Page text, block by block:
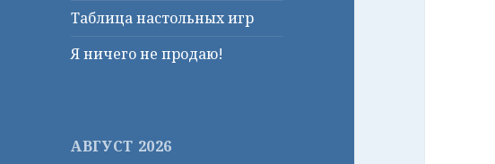
Таблица настольных игр
Я ничего не продаю!
АВГУСТ 2026